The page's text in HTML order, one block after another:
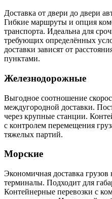
Доставка от двери до двери
Гибкие маршруты и опция
транспорта. Идеальна для
требующих определённых
доставки зависят от
пунктами.
Железнодорожные
Выгодное соотношение
междугородной доставки.
через крупные станции.
с контролем перемещения
тяжелых партий.
Морские
Экономичная доставка
терминалы. Подходит для
Контейнерные перевозки с